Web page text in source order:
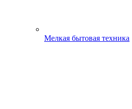
Мелкая бытовая техника